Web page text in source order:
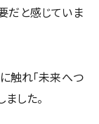
だと感じていま
触れ「未来へつ
した。